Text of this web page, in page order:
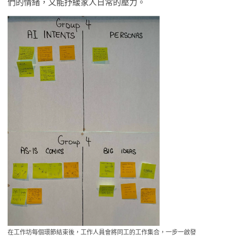
在工作坊每個環節結束後，工作人員會將同工的工作集合，一步一啟發